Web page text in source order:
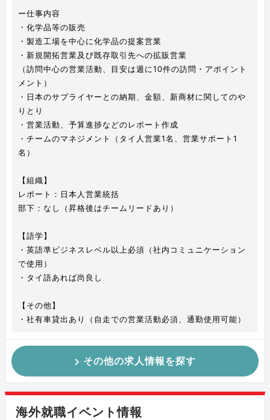
ー仕事内容
・化学品等の販売
・製造工場を中心に化学品の提案営業
・新規開拓営業及び既存取引先への拡販営業
（訪問中心の営業活動、目安は週に10件の訪問・アポイント
メント）
・日本のサプライヤーとの納期、金額、新商材に関してのや
りとり
・営業活動、予算進捗などのレポート作成
・チームのマネジメント（タイ人営業1名、営業サポート1
名）
【組織】
レポート：日本人営業統括
部下：なし（昇格後はチームリードあり）
【語学】
・英語準ビジネスレベル以上必須（社内コミュニケーション
で使用）
・タイ語あれば尚良し
【その他】
・社有車貸出あり（自走での営業活動必須、通勤使用可能）
その他の求人情報を探す
海外就職イベント情報